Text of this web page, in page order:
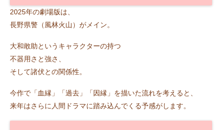
2025年の劇場版は、
長野県警（風林火山）がメイン。
大和敢助というキャラクターの持つ
不器用さと強さ、
そして諸伏との関係性。
今作で「血縁」「過去」「因縁」を描いた流れを考えると、
来年はさらに人間ドラマに踏み込んでくる予感がします。